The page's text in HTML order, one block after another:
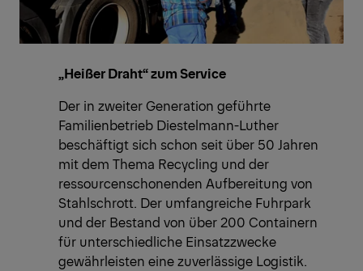
„Heißer Draht“ zum Service
Der in zweiter Generation geführte
Familienbetrieb Diestelmann-Luther
beschäftigt sich schon seit über 50 Jahren
mit dem Thema Recycling und der
ressourcenschonenden Aufbereitung von
Stahlschrott. Der umfangreiche Fuhrpark
und der Bestand von über 200 Containern
für unterschiedliche Einsatzzwecke
gewährleisten eine zuverlässige Logistik.